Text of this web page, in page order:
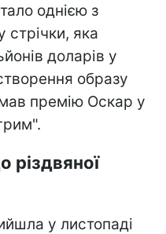
однією з
стрічки, яка
доларів у
образу
премію Оскар у
різдвяної
у листопаді